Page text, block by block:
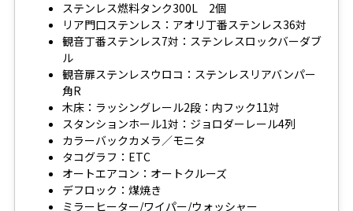
ステンレス燃料タンク300L 2個
リア門口ステンレス：アオリ丁番ステンレス36対
観音丁番ステンレス7対：ステンレスロックバーダブ
ル
観音扉ステンレスウロコ：ステンレスリアバンパー
角R
木床：ラッシングレール2段：内フック11対
スタンションホール1対：ジョロダーレール4列
カラーバックカメラ／モニタ
タコグラフ：ETC
オートエアコン：オートクルーズ
デフロック：煤焼き
ミラーヒーター/ワイパー/ウォッシャー